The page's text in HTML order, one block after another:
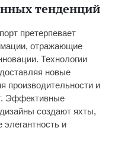
тенденций
претерпевает
отражающие
Технологии
новые
производительности и
Эффективные
создают яхты,
и